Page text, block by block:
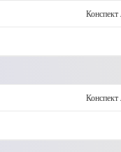
Конспект
Конспект